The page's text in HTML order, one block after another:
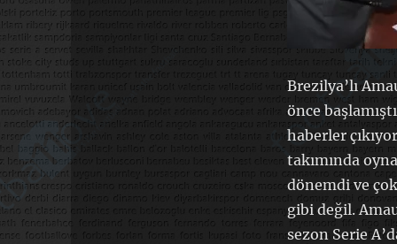
Brezilya’lı
önce
haberler
takımında
dönemdi ve
gibi değil.
sezon Serie